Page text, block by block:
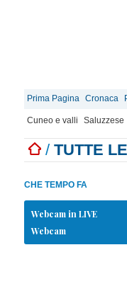
Prima Pagina Cronaca
Cuneo e valli Saluzzese
/ TUTTE
CHE TEMPO FA
Webcam in LIVE
Webcam